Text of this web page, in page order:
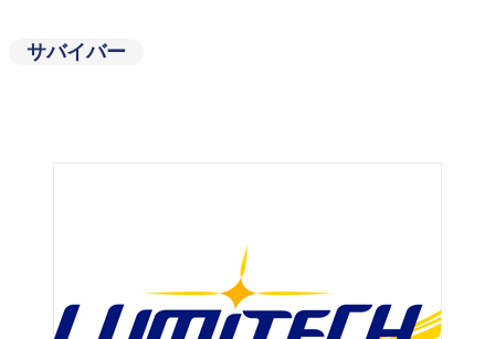
サバイバー